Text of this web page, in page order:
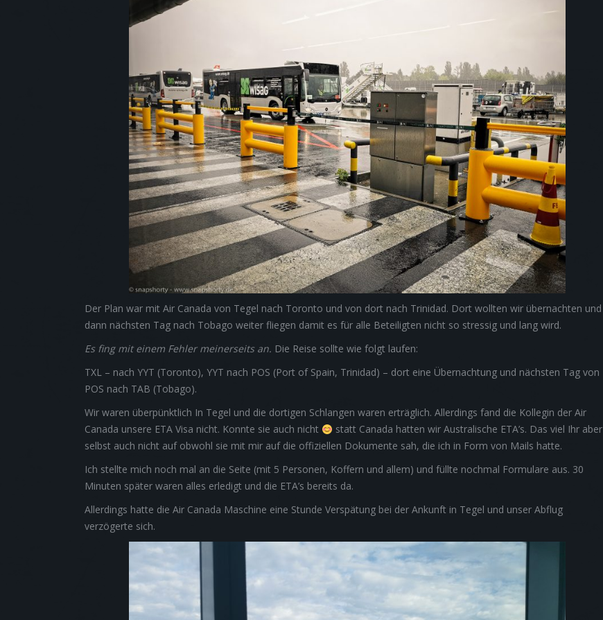
Der Plan war mit Air Canada von Tegel nach Toronto und von dort nach Trinidad. Dort wollten wir übernachten und
dann nächsten Tag nach Tobago weiter fliegen damit es für alle Beteiligten nicht so stressig und lang wird.
Es fing mit einem Fehler meinerseits an. Die Reise sollte wie folgt laufen:
TXL – nach YYT (Toronto), YYT nach POS (Port of Spain, Trinidad) – dort eine Übernachtung und nächsten Tag von
POS nach TAB (Tobago).
Wir waren überpünktlich In Tegel und die dortigen Schlangen waren erträglich. Allerdings fand die Kollegin der Air
Canada unsere ETA Visa nicht. Konnte sie auch nicht
statt Canada hatten wir Australische ETA’s. Das viel Ihr aber
selbst auch nicht auf obwohl sie mit mir auf die offiziellen Dokumente sah, die ich in Form von Mails hatte.
Ich stellte mich noch mal an die Seite (mit 5 Personen, Koffern und allem) und füllte nochmal Formulare aus. 30
Minuten später waren alles erledigt und die ETA’s bereits da.
Allerdings hatte die Air Canada Maschine eine Stunde Verspätung bei der Ankunft in Tegel und unser Abflug
verzögerte sich.